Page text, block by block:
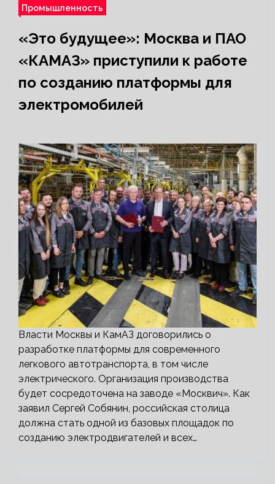
Промышленность
«Это будущее»: Москва и ПАО
«КАМАЗ» приступили к работе
по созданию платформы для
электромобилей
Власти Москвы и КамАЗ договорились о
разработке платформы для современного
легкового автотранспорта, в том числе
электрического. Организация производства
будет сосредоточена на заводе «Москвич». Как
заявил Сергей Собянин, российская столица
должна стать одной из базовых площадок по
созданию электродвигателей и всех…